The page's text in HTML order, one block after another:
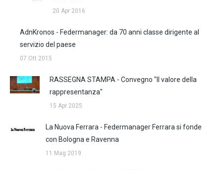
20 Apr 2016
AdnKronos - Federmanager: da 70 anni classe dirigente al
servizio del paese
07 Ott 2015
RASSEGNA STAMPA - Convegno "Il valore della
rappresentanza"
15 Apr 2025
La Nuova Ferrara - Federmanager Ferrara si fonde
con Bologna e Ravenna
11 Mag 2019